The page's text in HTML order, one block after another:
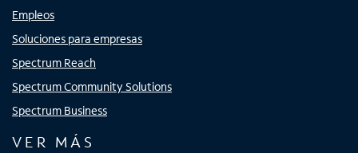
Empleos
Soluciones para empresas
Spectrum Reach
Spectrum Community Solutions
Spectrum Business
VER MÁS